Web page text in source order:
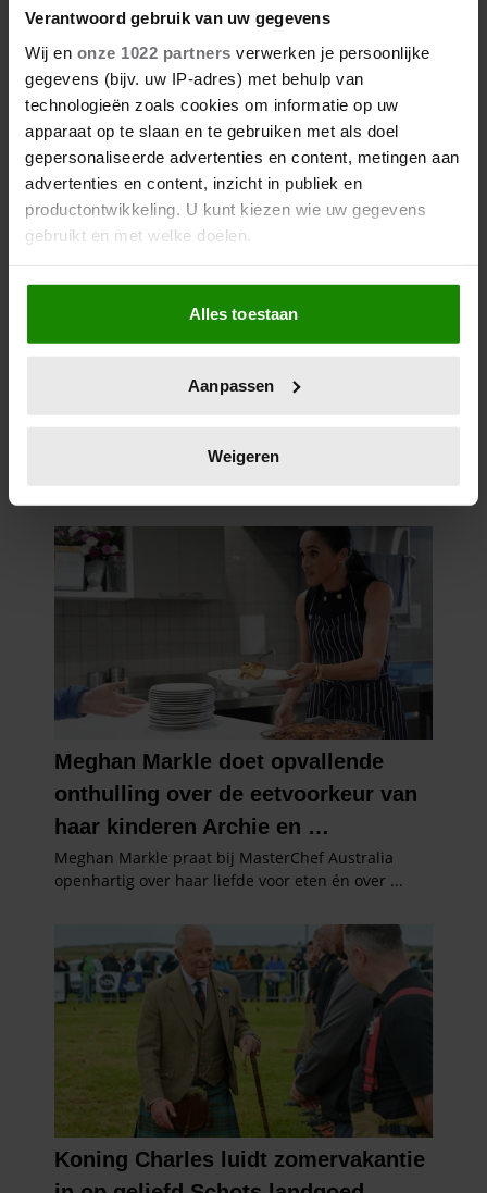
Verantwoord gebruik van uw gegevens
Wij en onze 1022 partners verwerken je persoonlijke
gegevens (bijv. uw IP-adres) met behulp van
technologieën zoals cookies om informatie op uw
apparaat op te slaan en te gebruiken met als doel
gepersonaliseerde advertenties en content, metingen aan
advertenties en content, inzicht in publiek en
productontwikkeling. U kunt kiezen wie uw gegevens
gebruikt en met welke doelen.
Als u het toestaat, willen we ook graag:
Informatie verzamelen over uw geografische
locatie, die tot een paar meter nauwkeurig kan zijn
scannen op specifieke eigenschappen (fingerprinting)
verwerkt en stel uw voorkeuren in het
intrekken in de Cookieverklaring.
We gebruiken cookies om content en advertenties te
personaliseren, om functies voor social media te bieden
en om ons websiteverkeer te analyseren. Ook delen we
informatie over uw gebruik van onze site met onze
partners voor social media, adverteren en analyse. Deze
partners kunnen deze gegevens combineren met andere
informatie die u aan ze heeft verstrekt of die ze hebben
verzameld op basis van uw gebruik van hun services. U
gaat akkoord met onze cookies als u onze website blijft
gebruiken.
Alles toestaan
Aanpassen
Weigeren
23 april 2026
KATE EN CAMILLA HEBBEN EEN